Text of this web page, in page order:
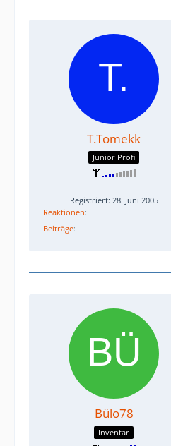
T.Tomekk
Junior Profi
Registriert: 28. Juni 2005
Reaktionen
Beiträge
Bülo78
Inventar